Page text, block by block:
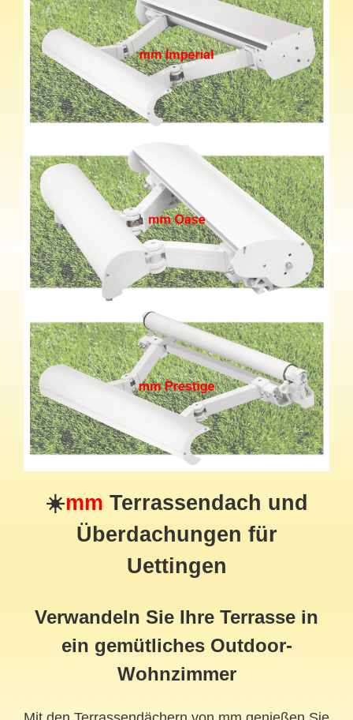
☀️mm Terrassendach und
Überdachungen für
Uettingen
Verwandeln Sie Ihre Terrasse in
ein gemütliches Outdoor-
Wohnzimmer